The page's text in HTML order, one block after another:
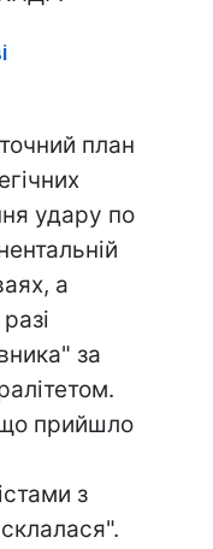
план
удару по
а
за
що прийшло
з